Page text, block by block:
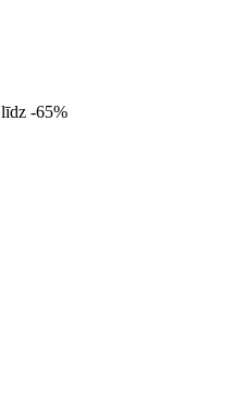
līdz -65%